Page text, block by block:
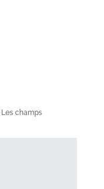
Les champs